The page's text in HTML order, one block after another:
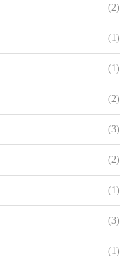
(2)
(1)
(1)
(2)
(3)
(2)
(1)
(3)
(1)